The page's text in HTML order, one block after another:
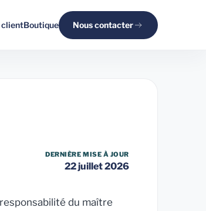
clientBoutique Nous contacter
DERNIÈRE MISE À JOUR
22 juillet 2026
du maître